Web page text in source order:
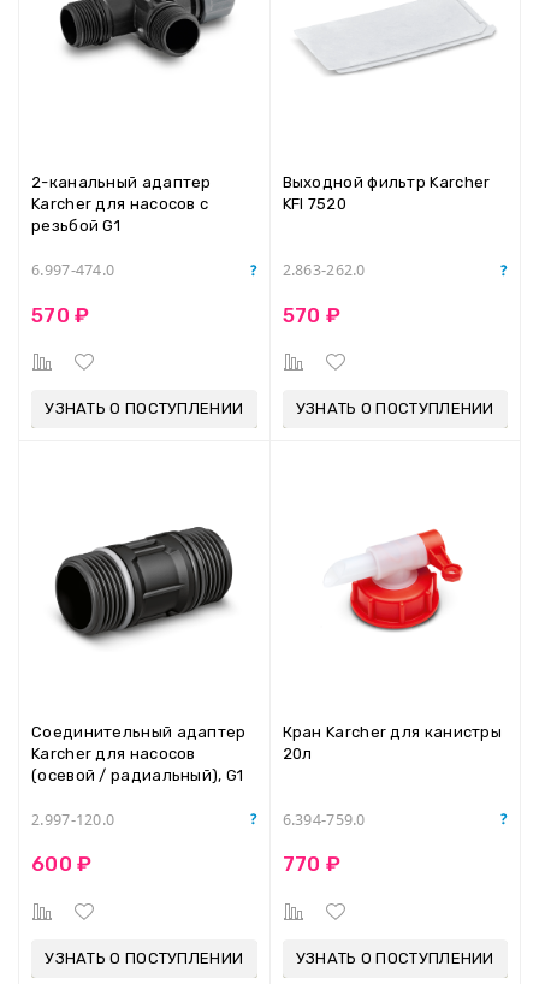
2-канальный адаптер
Karcher для насосов с
резьбой G1
6.997-474.0
570 ₽
УЗНАТЬ О ПОСТУПЛЕНИИ
Выходной фильтр Karcher
KFI 7520
2.863-262.0
570 ₽
УЗНАТЬ О ПОСТУПЛЕНИИ
Соединительный адаптер
Karcher для насосов
(осевой / радиальный), G1
2.997-120.0
600 ₽
УЗНАТЬ О ПОСТУПЛЕНИИ
Кран Karcher для канистры
20л
6.394-759.0
770 ₽
УЗНАТЬ О ПОСТУПЛЕНИИ